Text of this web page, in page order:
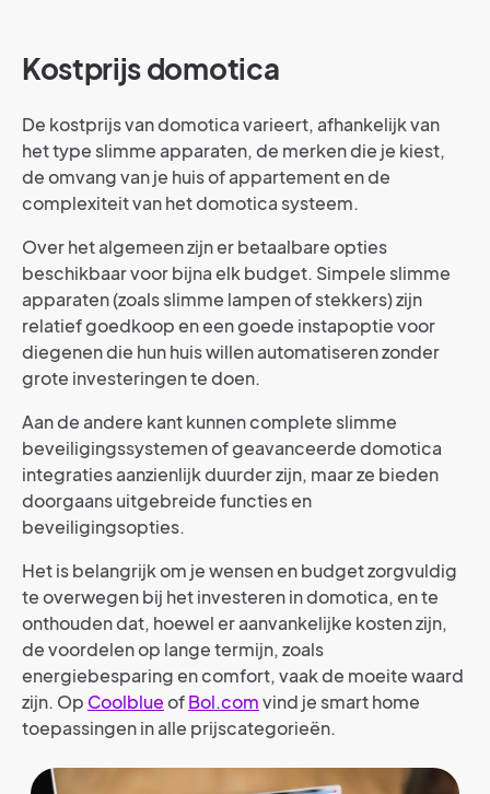
Kostprijs domotica
De kostprijs van domotica varieert, afhankelijk van
het type slimme apparaten, de merken die je kiest,
de omvang van je huis of appartement en de
complexiteit van het domotica systeem.
Over het algemeen zijn er betaalbare opties
beschikbaar voor bijna elk budget. Simpele slimme
apparaten (zoals slimme lampen of stekkers) zijn
relatief goedkoop en een goede instapoptie voor
diegenen die hun huis willen automatiseren zonder
grote investeringen te doen.
Aan de andere kant kunnen complete slimme
beveiligingssystemen of geavanceerde domotica
integraties aanzienlijk duurder zijn, maar ze bieden
doorgaans uitgebreide functies en
beveiligingsopties.
Het is belangrijk om je wensen en budget zorgvuldig
te overwegen bij het investeren in domotica, en te
onthouden dat, hoewel er aanvankelijke kosten zijn,
de voordelen op lange termijn, zoals
energiebesparing en comfort, vaak de moeite waard
zijn. Op CoolblueofBol.comvind je smart home
toepassingen in alle prijscategorieën.